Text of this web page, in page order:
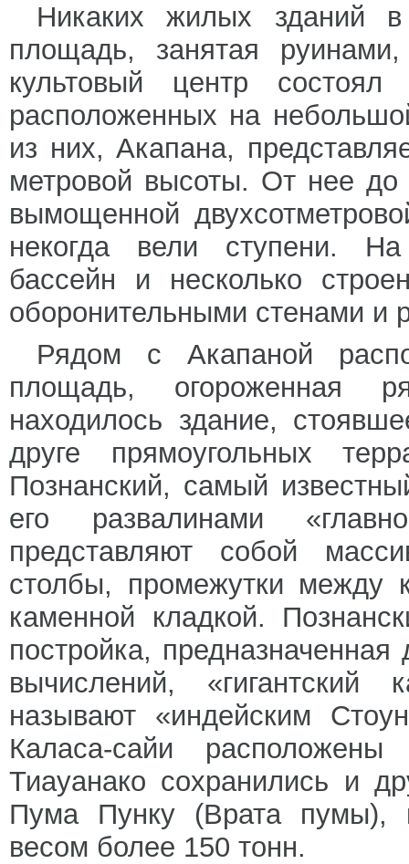
Никаких жилых зданий
площадь, занятая
культовый центр
расположенных на
из них, Акапана,
метровой высоты. От нее
вымощенной
некогда вели ступени.
бассейн и несколько
оборонительными стенами и
Рядом с Акапаной
площадь, огороженная
находилось здание,
друге прямоугольных
Познанский, самый
его развалинами
представляют собой
столбы, промежутки между
каменной кладкой.
постройка,
вычислений,
называют «индейским
Каласа-сайи
Тиауанако сохранились и
Пума Пунку (Врата пумы),
весом более 150 тонн.